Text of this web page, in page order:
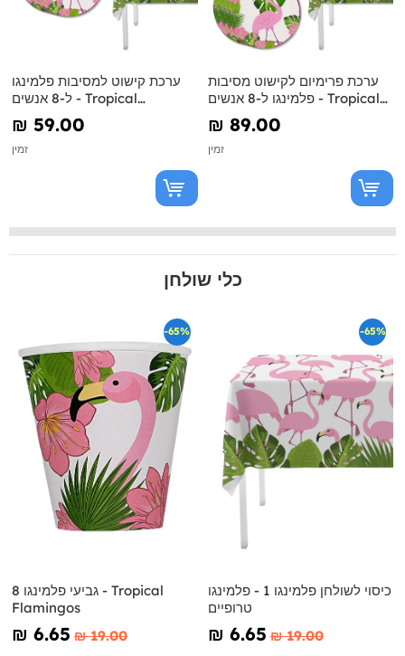
ערכת קישוט למסיבות פלמינגו
ל-8 אנשים - Tropical
Flamingos
₪‎ 59.00
זמין
ערכת פרימיום לקישוט מסיבות
פלמינגו ל-8 אנשים - Tropical
Flamingos
₪‎ 89.00
זמין
כלי שולחן
-65%
8 גביעי פלמינגו - Tropical
Flamingos
₪‎ 6.65 ₪‎ 19.00
-65%
כיסוי לשולחן פלמינגו 1 - פלמינגו
טרופיים
₪‎ 6.65 ₪‎ 19.00